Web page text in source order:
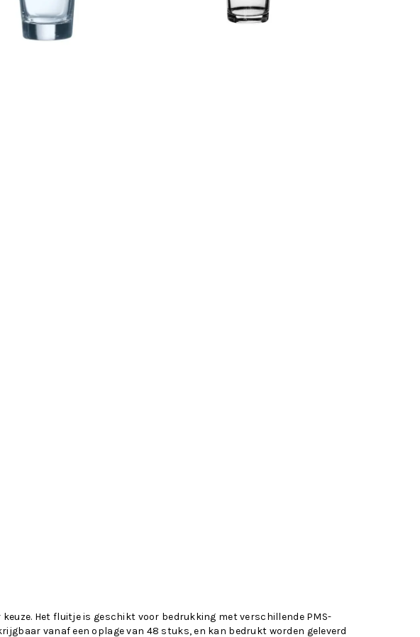
Het fluitje is geschikt voor bedrukking met verschillende PMS-
vanaf een oplage van 48 stuks, en kan bedrukt worden geleverd